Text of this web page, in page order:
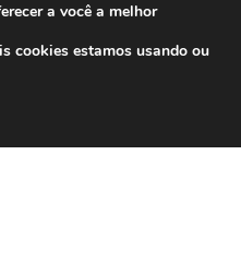
a você a melhor
cookies estamos usando ou